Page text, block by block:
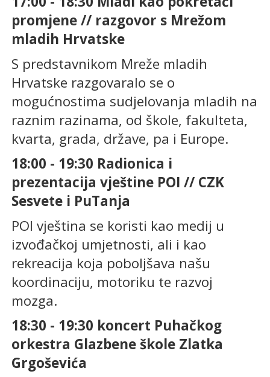
promjene // razgovor s Mrežom
mladih Hrvatske
S predstavnikom Mreže mladih
Hrvatske razgovaralo se o
mogućnostima sudjelovanja mladih na
raznim razinama, od škole, fakulteta,
kvarta, grada, države, pa i Europe.
18:00 - 19:30 Radionica i
prezentacija vještine POI // CZK
Sesvete i PuTanja
POI vještina se koristi kao medij u
izvođačkoj umjetnosti, ali i kao
rekreacija koja poboljšava našu
koordinaciju, motoriku te razvoj
mozga.
18:30 - 19:30 koncert Puhačkog
orkestra Glazbene škole Zlatka
Grgoševića